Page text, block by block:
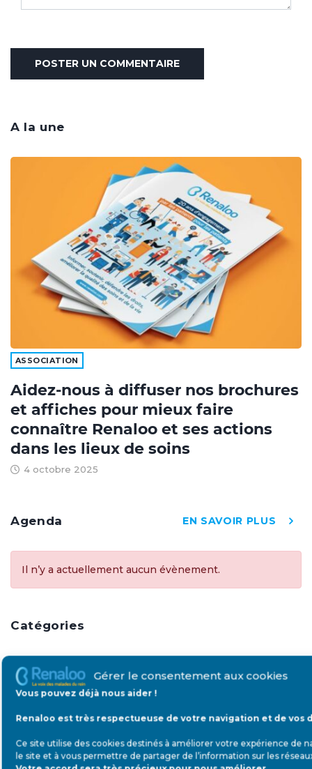
Gérer le consentement aux cookies
Vous pouvez déjà nous aider !
Renaloo est très respectueuse de votre navigation et de vos
Ce site utilise des cookies destinés à améliorer votre expérience de
le site et à vous permettre de partager de l’information sur les
A la une
ASSOCIATION
Aidez-nous à diffuser nos brochures
et affiches pour mieux faire
connaître Renaloo et ses actions
dans les lieux de soins
4 octobre 2025
Agenda EN SAVOIR PLUS
Il n’y a actuellement aucun évènement.
Catégories
DIALYSE
COVID19 RENCONTRE